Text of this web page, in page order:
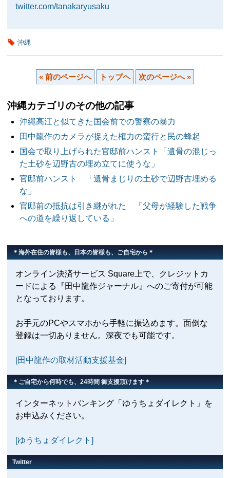
twitter.com/tanakaryusaku
沖縄
« 前のページへ トップヘ 次のページへ »
沖縄カテゴリのその他の記事
沖縄高江と似てきた国会前での警察の暴力
田中龍作のカメラが捉えた権力の蛮行と民の蜂起
国会で取り上げられた官邸前ハンスト「遺骨の混じっ
た土砂を辺野古の埋め立てに使うな」
官邸前ハンスト 「遺骨まじりの土砂で辺野古埋める
な」
官邸前の抵抗は引き継がれた 「父母が経験した戦争
への道を繰り返している」
＊海外在住の皆様も、日本の皆様も、ご自宅から＊
オンライン決済サービス Square上で、クレジットカ
ードによる『田中龍作ジャーナル』へのご寄付が可能
となっております。
お手元のPCやスマホから手軽に振込めます。面倒な
登録は一切ありません。深夜でも可能です。
[田中龍作の取材活動支援基金]
＊ご自宅から何時でも、24時間 御支援頂けます＊
インターネットバンキング「ゆうちょダイレクト」を
お申込みください。
[ゆうちょダイレクト]
Twitter